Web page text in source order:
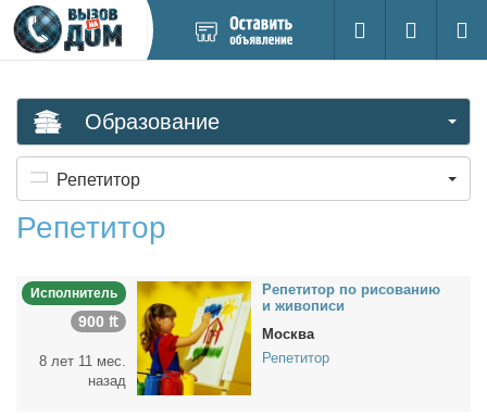
новое
Поиск
Вход на
Образование
Репетитор
Репетитор
Исполнитель
900 ₶
8 лет 11 мес.
назад
Ре­пе­ти­тор по ри­со­ва­нию
и жи­во­пи­си
Москва
Репетитор